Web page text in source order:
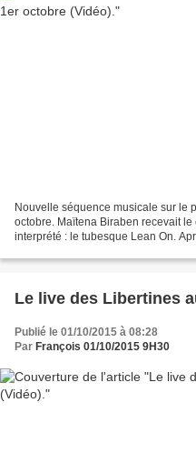
Nouvelle séquence musicale sur le
octobre. Maïtena Biraben recevait
interprété : le tubesque Lean On.
Le live des Libertines
Publié le 01/10/2015 à 08:28
Par François 01/10/2015 9H30